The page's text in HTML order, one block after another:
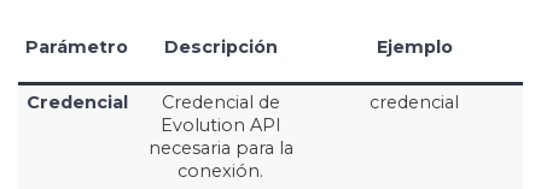
Parámetro Descripción Ejemplo
Credencial
Credencial de
Evolution API
necesaria para la
conexión.
credencial